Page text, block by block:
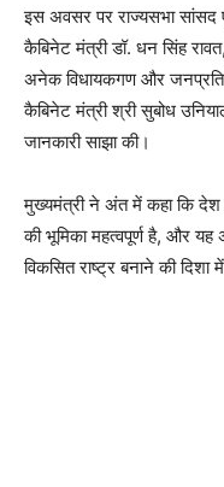
इस अवसर पर राज्यसभा सांसद
कैबिनेट मंत्री डॉ. धन सिंह
अनेक विधायकगण और
कैबिनेट मंत्री श्री सुबोध
जानकारी साझा की।
मुख्यमंत्री ने अंत में कहा कि देश
की भूमिका महत्वपूर्ण है, और
विकसित राष्ट्र बनाने की